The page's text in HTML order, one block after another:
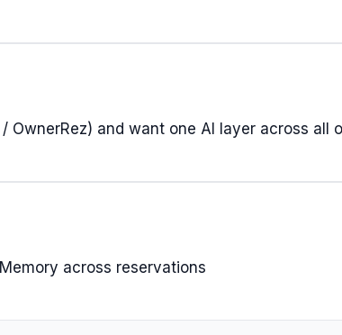
and want one AI layer across all
across reservations